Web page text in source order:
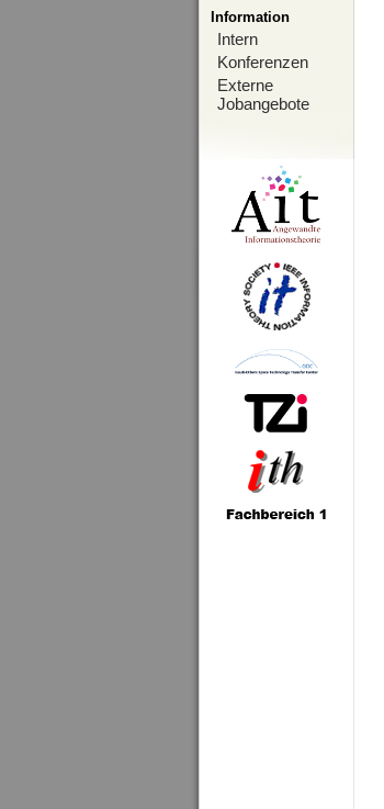
Information
Intern
Konferenzen
Externe
Jobangebote